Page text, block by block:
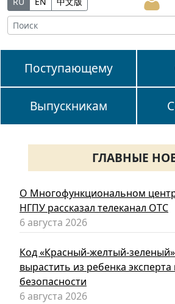
Поступающему
Выпускникам
ГЛАВНЫЕ
О Многофункциональном
НГПУ рассказал телеканал ОТС
6 августа 2026
Код «Красный-желтый-
вырастить из ребенка
безопасности
6 августа 2026